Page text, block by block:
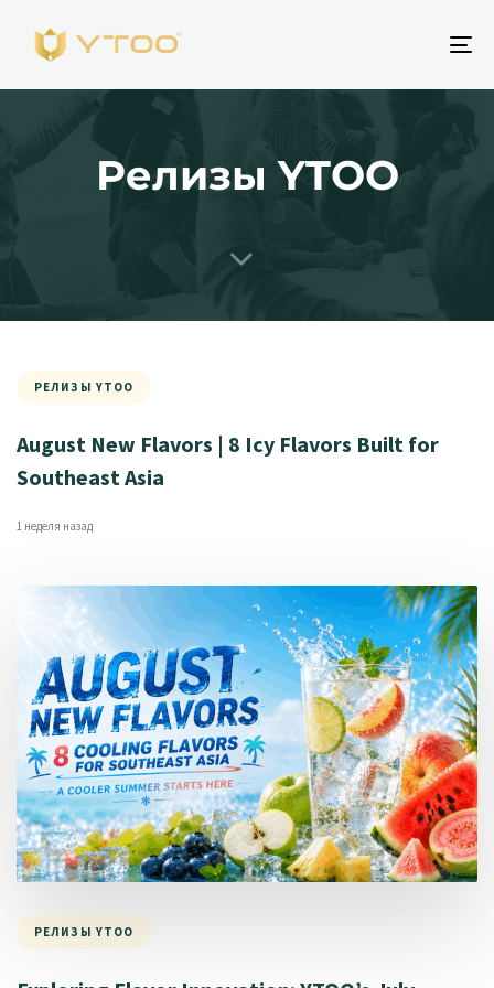
Релизы YTOO
РЕЛИЗЫ YTOO
August New Flavors | 8 Icy Flavors Built for
Southeast Asia
1 неделя назад
РЕЛИЗЫ YTOO